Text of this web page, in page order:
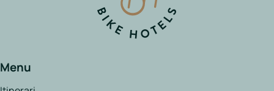
Menu